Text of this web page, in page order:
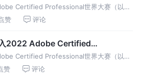
Certified Professional世界大赛（以下
赛区正式拉开帷幕 济南信息工程学校成立于
赞 评论
2022 Adobe Certified
Certified Professional世界大赛（以下
赛区正式拉开帷幕 桂林电子科技大学坐落于
赞 评论